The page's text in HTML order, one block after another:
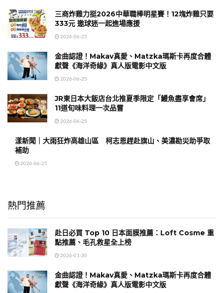
三商炸雞力挺2026中華職棒明星賽！12塊炸雞只要
333元 邀球迷一起進場應援
2026-06-25
金曲認證！Makav真愛、Matzka瑪斯卡再度合體
獻聲《海洋奇緣》真人版電影中文版
2026-06-25
JR東日本大飯店台北推夏季限定「鰻魚盡享會席」
11道旬味料理一次品嘗
2026-06-25
漾新聞｜大雨狂炸高雄山區 柯志恩趕赴旗山、美濃勘災助爭取
補助
2026-06-25
熱門推薦
赴日必買 Top 10 日本面膜推薦：Loft Cosme 重
點推薦、毛孔救星全上榜
2026-01-30
金曲認證！Makav真愛、Matzka瑪斯卡再度合體
獻聲《海洋奇緣》真人版電影中文版